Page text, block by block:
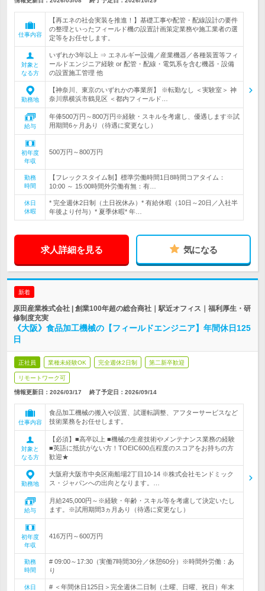
仕事内容
【再エネの社会実装を推進！】基礎工事や配管・配線設計の要件
の整理といったフィールド機の設置計画策定業務や施工業者の選
定等をお任せします。
対象と
なる方
いずれか3年以上 ⇒ エネルギー設備／産業機器／各種装置等フィ
ールドエンジニア経験 or 配管・配線・電気系を含む機器・設備
の設置施工管理 他
勤務地
【神奈川、東京のいずれかの事業所】 ※転勤なし ＜実験室＞ 神
奈川県横浜市鶴見区 ＜都内フィールド…
給与
年俸500万円～800万円※経験・スキルを考慮し、優遇します※試
用期間6ヶ月あり（待遇に変更なし）
初年度
年収
500万円～800万円
勤務
時間
【フレックスタイム制】標準労働時間1日8時間コアタイム：
10:00 ～ 15:00時間外労働有無：有…
休日
休暇
* 完全週休2日制（土日祝休み）* 有給休暇（10日～20日／入社半
年後より付与）* 夏季休暇* 年…
求人詳細を見る 気になる
新着
原田産業株式会社 | 創業100年超の総合商社｜駅近オフィス｜福利厚生・研
修制度充実
《大阪》食品加工機械の【フィールドエンジニア】年間休日125
日
正社員 業種未経験OK 完全週休2日制 第二新卒歓迎
リモートワーク可
情報更新日：2026/03/17 終了予定日： 2026/09/14
仕事内容
食品加工機械の搬入や設置、試運転調整、アフターサービスなど
技術業務をお任せします。
対象と
なる方
【必須】■高卒以上 ■機械の生産技術やメンテナンス業務の経験
■英語に抵抗がない方！TOEIC600点程度のスコアをお持ちの方
歓迎★
勤務地
大阪府大阪市中央区南船場2丁目10-14 ※株式会社モンドミック
ス・ジャパンへの出向となります。…
給与
月給245,000円～※経験・年齢・スキル等を考慮して決定いたし
ます。※試用期間3ヵ月あり（待遇に変更なし）
初年度
年収
416万円～600万円
勤務
時間
# 09:00～17:30（実働7時間30分／休憩60分）※時間外労働：あ
り
休日
# ＜年間休日125日＞完全週休二日制（土曜、日曜、祝日）年末